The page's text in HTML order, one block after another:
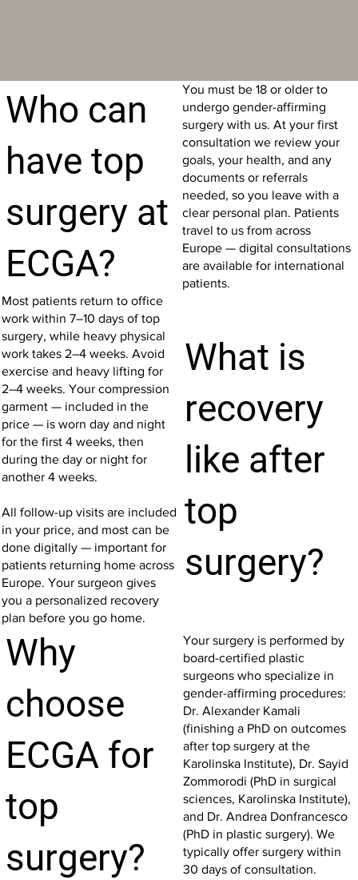
Who can
have top
surgery at
ECGA?
You must be 18 or older to
undergo gender-affirming
surgery with us. At your first
consultation we review your
goals, your health, and any
documents or referrals
needed, so you leave with a
clear personal plan. Patients
travel to us from across
Europe — digital consultations
are available for international
patients.
Most patients return to office
work within 7–10 days of top
surgery, while heavy physical
work takes 2–4 weeks. Avoid
exercise and heavy lifting for
2–4 weeks. Your compression
garment — included in the
price — is worn day and night
for the first 4 weeks, then
during the day or night for
another 4 weeks.
All follow-up visits are included
in your price, and most can be
done digitally — important for
patients returning home across
Europe. Your surgeon gives
you a personalized recovery
plan before you go home.
What is
recovery
like after
top
surgery?
Why
choose
ECGA for
top
surgery?
Your surgery is performed by
board-certified plastic
surgeons who specialize in
gender-affirming procedures:
Dr. Alexander Kamali
(finishing a PhD on outcomes
after top surgery at the
Karolinska Institute), Dr. Sayid
Zommorodi (PhD in surgical
sciences, Karolinska Institute),
and Dr. Andrea Donfrancesco
(PhD in plastic surgery). We
typically offer surgery within
30 days of consultation.